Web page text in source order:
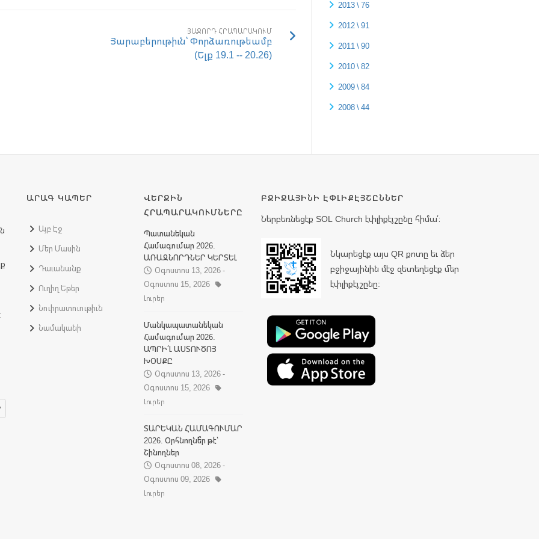
ՅԱՋՈՐԴ ՀՐԱՊԱՐԱԿՈՒՄ
Յարաբերութիւն՝ Փորձառութեամբ
(Ելք 19.1 -- 20.26)
2013 \ 76
2012 \ 91
2011 \ 90
2010 \ 82
2009 \ 84
2008 \ 44
ԱՐԱԳ ԿԱՊԵՐ
Այբ Էջ
Մեր Մասին
Դաւանանք
Ուղիղ Եթեր
Նուիրատուութիւն
Նամականի
ՎԵՐՋԻՆ
ՀՐԱՊԱՐԱԿՈՒՄՆԵՐԸ
Պատանեկան
Համագումար 2026.
ԱՌԱՋՆՈՐԴՆԵՐ ԿԵՐՏԵԼ
Օգոստոս 13, 2026 -
Օգոստոս 15, 2026
Լուրեր
Մանկապատանեկան
Համագումար 2026.
ԱՊՐԻ՛Լ ԱՍՏՈՒԾՈՅ
ԽՕՍՔԸ
Օգոստոս 13, 2026 -
Օգոստոս 15, 2026
Լուրեր
ՏԱՐԵԿԱՆ ՀԱՄԱԳՈՒՄԱՐ
2026. Օրհնողնե՞ր թէ՝
Շինողներ
Օգոստոս 08, 2026 -
Օգոստոս 09, 2026
Լուրեր
ԲՋԻՋԱՅԻՆԻ ԷՓԼԻՔԷՅՇԸՆՆԵՐ
Ներբեռնեցէք SOL Church էփլիքէյշընը հիմա՛։
Նկարեցէք այս QR քոտը եւ ձեր
բջիջայինին մէջ զետեղեցէք մեր
էփլիքէյշընը: